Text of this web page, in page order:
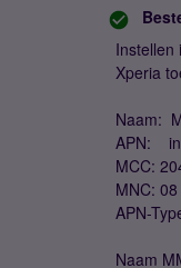
Instellen
Xperia
Naam:
APN:
MCC:
MNC: 08
APN-
Naam